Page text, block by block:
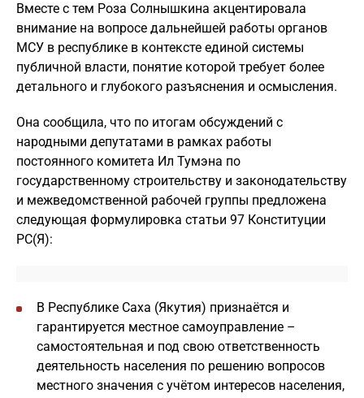
Вместе с тем Роза Солнышкина акцентировала
внимание на вопросе дальнейшей работы органов
МСУ в республике в контексте единой системы
публичной власти, понятие которой требует более
детального и глубокого разъяснения и осмысления.
Она сообщила, что по итогам обсуждений с
народными депутатами в рамках работы
постоянного комитета Ил Тумэна по
государственному строительству и законодательству
и межведомственной рабочей группы предложена
следующая формулировка статьи 97 Конституции
РС(Я):
В Республике Саха (Якутия) признаётся и
гарантируется местное самоуправление –
самостоятельная и под свою ответственность
деятельность населения по решению вопросов
местного значения с учётом интересов населения,